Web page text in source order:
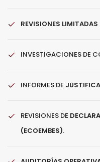
REVISIONES LIMITADAS
INVESTIGACIONES DE
INFORMES DE
REVISIONES DE
(ECOEMBES).